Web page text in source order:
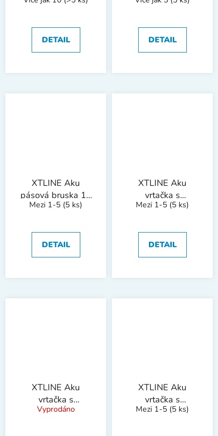
Ah + nabíječka 3.5
DETAIL
5.0 Ah + nabíječka
DETAIL
XTLINE Aku
pásová bruska 18
V + baterie 5.0 Ah
+ kufr
Mezi 1-5 (5 ks)
DETAIL
XTLINE Aku
vrtačka s
příklepem
65 Nm + baterie
2.0 Ah + nabíječka
2.4 A + sada bitů
Mezi 1-5 (5 ks)
DETAIL
XTLINE Aku
vrtačka s
příklepem
Vyprodáno
XTLINE Aku
vrtačka s
příklepem
Mezi 1-5 (5 ks)